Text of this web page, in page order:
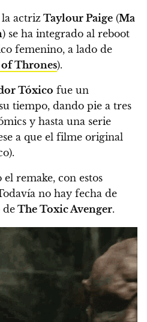
actriz Taylour Paige (Ma
) se ha integrado al reboot
femenino, a lado de
of Thrones).
Tóxico fue un
tiempo, dando pie a tres
y hasta una serie
a que el filme original
remake, con estos
no hay fecha de
de The Toxic Avenger.